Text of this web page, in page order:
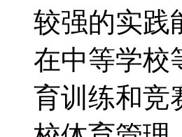
较强的实践
在中等学校
育训练和竞